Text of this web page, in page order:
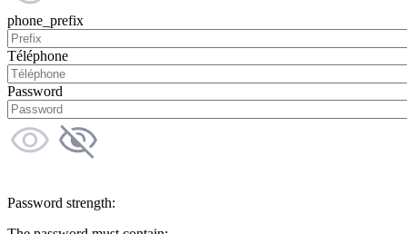
phone_prefix
Téléphone
Password
Password strength: